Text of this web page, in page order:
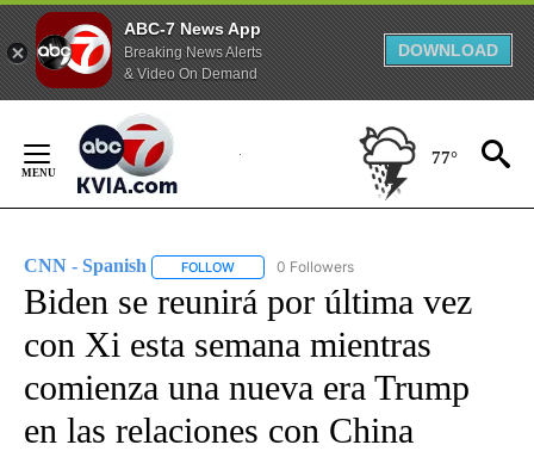
ABC-7 News App
Breaking News Alerts
& Video On Demand
DOWNLOAD
Content
77°
CNN - Spanish FOLLOW FOLLOW "CNN - SPANISH" TO RECEIVE
0 Followers
Biden se reunirá por última vez
con Xi esta semana mientras
comienza una nueva era Trump
en las relaciones con China